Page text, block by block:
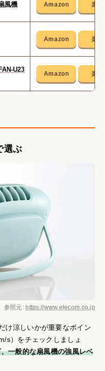
風機
U23
選ぶ
参照元: https://www.elecom.co.jp
け涼しいかが重要なポイン
s）をチェックしましょ
一般的な扇風機の強風レベ